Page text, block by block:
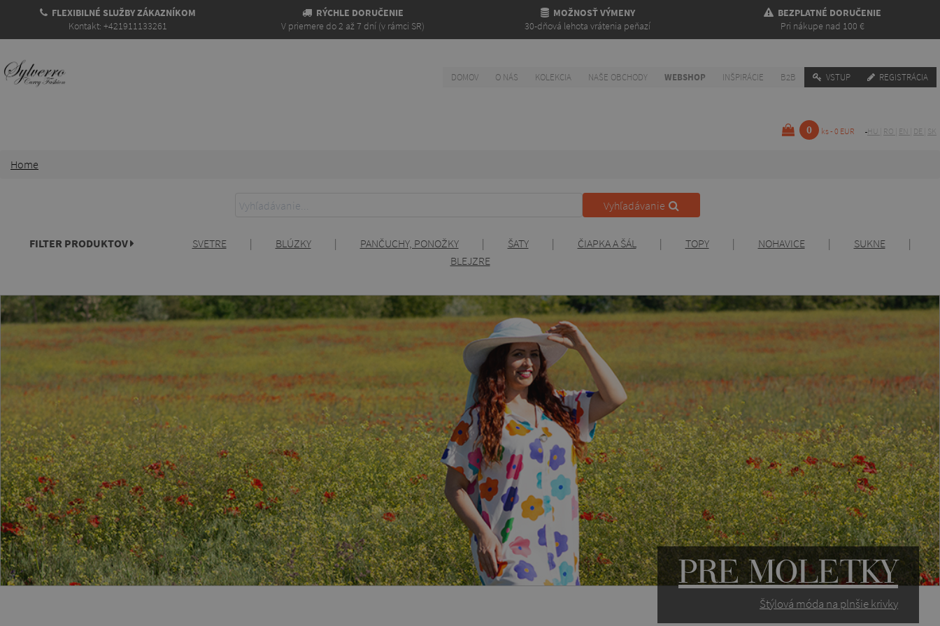
FLEXIBILNÉ SLUŽBY ZÁKAZNÍKOM
Kontakt: +421911133261
RÝCHLE DORUČENIE
V priemere do 2 až 7 dní (v rámci SR)
MOŽNOSŤ VÝMENY
30-dňová lehota vrátenia peňazí
BEZPLATNÉ DORUČENIE
Pri nákupe nad 100 €
DOMOV O NÁS KOLEKCIA NAŠE OBCHODY WEBSHOP INŠPIRÁCIE B2B VSTUP REGISTRÁCIA
0 ks - 0 EUR HU RO EN DE SK
Home
Vyhľadávanie
FILTER PRODUKTOV SVETRE | BLÚZKY | PANČUCHY, PONOŽKY | ŠATY | ČIAPKA A ŠÁL | TOPY | NOHAVICE | SUKNE
|
BLEJZRE
PRE MOLETKY
Štýlová móda na plnšie krivky